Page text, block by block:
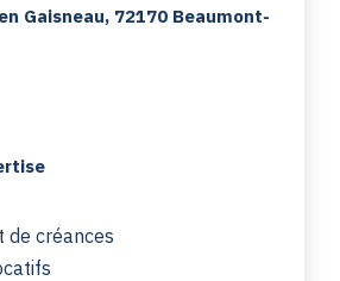
Gaisneau, 72170 Beaumont-
de créances